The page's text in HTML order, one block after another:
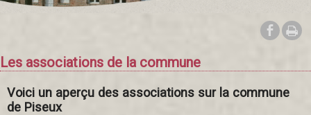
Les associations de la commune
Voici un aperçu des associations sur la commune
de Piseux